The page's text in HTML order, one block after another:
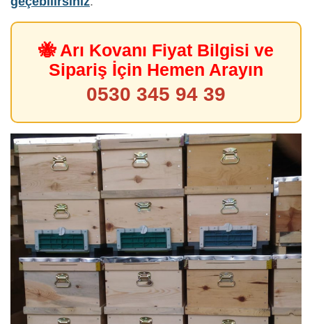
🐝 Arı Kovanı Fiyat Bilgisi ve
Sipariş İçin Hemen Arayın
0530 345 94 39